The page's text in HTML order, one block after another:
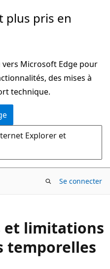
plus pris en
vers Microsoft Edge pour
des mises à
technique.
Explorer et
Se connecter
et limitations
temporelles